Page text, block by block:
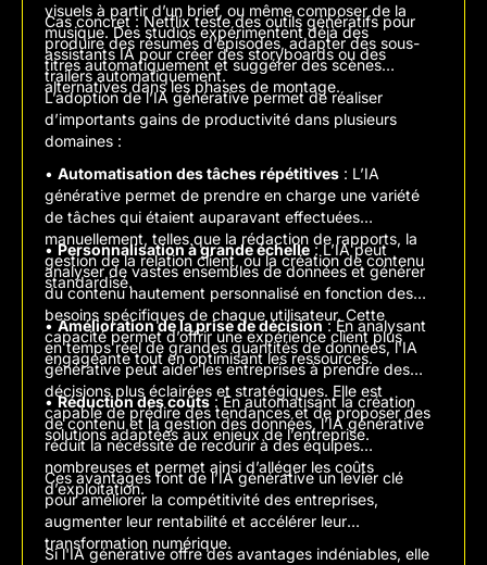
visuels à partir d’un brief, ou même composer de la
musique. Des studios expérimentent déjà des
assistants IA pour créer des storyboards ou des
trailers automatiquement.
Cas concret : Netflix teste des outils génératifs pour
produire des résumés d’épisodes, adapter des sous-
titres automatiquement et suggérer des scènes
alternatives dans les phases de montage.
L’adoption de l’IA générative permet de réaliser
d’importants gains de productivité dans plusieurs
domaines :
• Automatisation des tâches répétitives : L’IA
générative permet de prendre en charge une variété
de tâches qui étaient auparavant effectuées
manuellement, telles que la rédaction de rapports, la
gestion de la relation client, ou la création de contenu
standardisé.
•Personnalisation à grande échelle : L’IA peut
analyser de vastes ensembles de données et générer
du contenu hautement personnalisé en fonction des
besoins spécifiques de chaque utilisateur. Cette
capacité permet d’offrir une expérience client plus
engageante tout en optimisant les ressources.
•Amélioration de la prise de décision: En analysant
en temps réel de grandes quantités de données, l'IA
générative peut aider les entreprises à prendre des
décisions plus éclairées et stratégiques. Elle est
capable de prédire des tendances et de proposer des
solutions adaptées aux enjeux de l’entreprise.
•Réduction des coûts: En automatisant la création
de contenu et la gestion des données, l’IA générative
réduit la nécessité de recourir à des équipes
nombreuses et permet ainsi d’alléger les coûts
d’exploitation.
Ces avantages font de l’IA générative un levier clé
pour améliorer la compétitivité des entreprises,
augmenter leur rentabilité et accélérer leur
transformation numérique.
Si l'IA générative offre des avantages indéniables, elle